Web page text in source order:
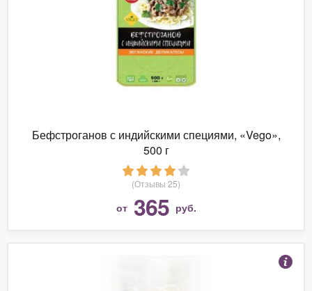
Бефстроганов с индийскими специями, «Vego»,
500 г
(Отзывы 25)
от 365 руб.